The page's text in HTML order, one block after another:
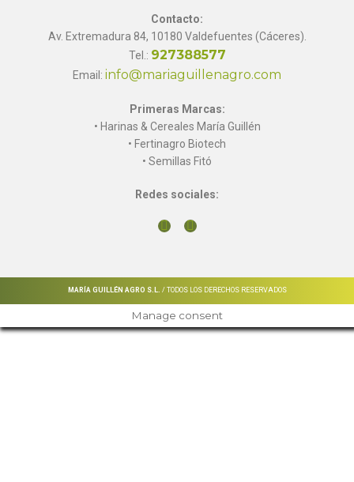
Contacto:
Av. Extremadura 84, 10180 Valdefuentes (Cáceres).
Tel.: 927388577
Email: info@mariaguillenagro.com
Primeras Marcas:
• Harinas & Cereales María Guillén
• Fertinagro Biotech
• Semillas Fitó
Redes sociales:
MARÍA GUILLÉN AGRO S.L. / TODOS LOS DERECHOS RESERVADOS
Manage consent